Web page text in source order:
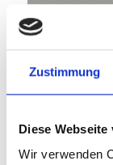
Zustimmung
Diese
Wir verwenden
St.